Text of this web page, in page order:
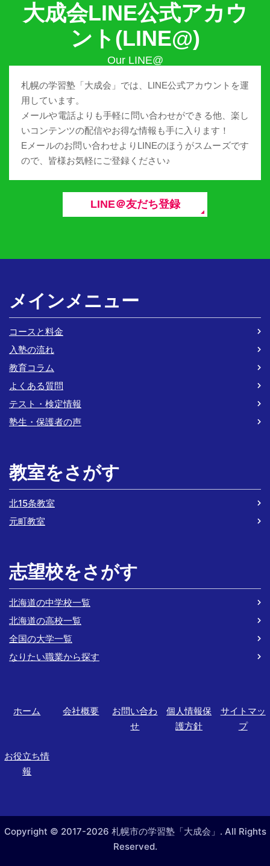
大成会LINE公式アカウ
ント(LINE@)
札幌の学習塾「大成会」では、LINE公式アカウントを運
用しています。
メールや電話よりも手軽に問い合わせができる他、楽し
いコンテンツの配信やお得な情報も手に入ります！
Eメールのお問い合わせよりLINEのほうがスムーズです
ので、皆様お気軽にご登録ください♪
LINE＠友だち登録
メインメニュー
コースと料金
入塾の流れ
教育コラム
よくある質問
テスト・検定情報
塾生・保護者の声
教室をさがす
北15条教室
元町教室
志望校をさがす
北海道の中学校一覧
北海道の高校一覧
全国の大学一覧
なりたい職業から探す
ホーム 会社概要
お問い合わ
せ
個人情報保
護方針
サイトマッ
プ
お役立ち情
報
Copyright © 2017-2026 札幌市の学習塾「大成会」. All Rights
Reserved.